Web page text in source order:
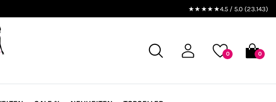
★★★★★4.5 / 5.0 (23.143)
0 0